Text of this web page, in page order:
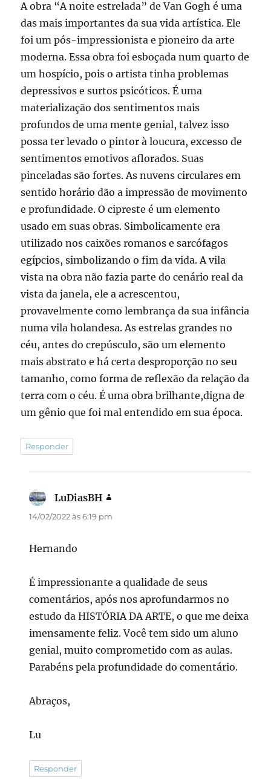
A obra “A noite estrelada” de Van Gogh é uma
das mais importantes da sua vida artística. Ele
foi um pós-impressionista e pioneiro da arte
moderna. Essa obra foi esboçada num quarto de
um hospício, pois o artista tinha problemas
depressivos e surtos psicóticos. É uma
materialização dos sentimentos mais
profundos de uma mente genial, talvez isso
possa ter levado o pintor à loucura, excesso de
sentimentos emotivos aflorados. Suas
pinceladas são fortes. As nuvens circulares em
sentido horário dão a impressão de movimento
e profundidade. O cipreste é um elemento
usado em suas obras. Simbolicamente era
utilizado nos caixões romanos e sarcófagos
egípcios, simbolizando o fim da vida. A vila
vista na obra não fazia parte do cenário real da
vista da janela, ele a acrescentou,
provavelmente como lembrança da sua infância
numa vila holandesa. As estrelas grandes no
céu, antes do crepúsculo, são um elemento
mais abstrato e há certa desproporção no seu
tamanho, como forma de reflexão da relação da
terra com o céu. É uma obra brilhante,digna de
um gênio que foi mal entendido em sua época.
Responder
LuDiasBH
14/02/2022 às 6:19 pm
Hernando
É impressionante a qualidade de seus
comentários, após nos aprofundarmos no
estudo da HISTÓRIA DA ARTE, o que me deixa
imensamente feliz. Você tem sido um aluno
genial, muito comprometido com as aulas.
Parabéns pela profundidade do comentário.
Abraços,
Lu
Responder